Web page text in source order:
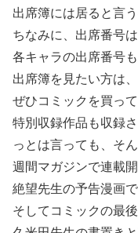
出席簿には居ると言
ちなみに、出席番号は
各キャラの出席番号
出席簿を見たい方は、
ぜひコミックを買っ
特別収録作品も収録さ
っとは言っても、そ
週間マガジンで連載
絶望先生の予告漫画で
そしてコミックの最